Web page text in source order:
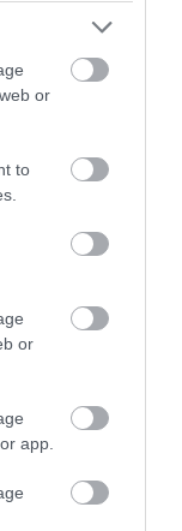
or
to
or
app.
είναι η πιο
τα πλοία